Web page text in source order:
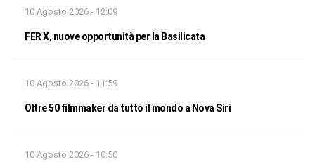
10 Agosto 2026 - 12:09
FER X, nuove opportunità per la Basilicata
10 Agosto 2026 - 11:59
Oltre 50 filmmaker da tutto il mondo a Nova Siri
10 Agosto 2026 - 10:50